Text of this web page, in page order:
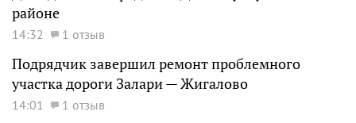
районе
14:32 1 отзыв
Подрядчик завершил ремонт проблемного
участка дороги Залари — Жигалово
14:01
1 отзыв